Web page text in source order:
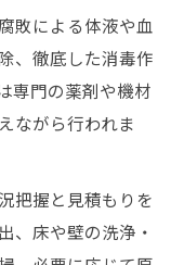
性とは
修内容を紹介
特徴と適性と
えやスキル解
敗による体液や血
、徹底した消毒作
専門の薬剤や機材
ながら行われま
把握と見積もりを
、床や壁の洗浄・